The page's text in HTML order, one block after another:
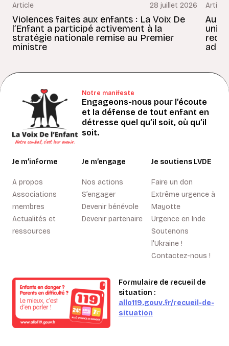
Article 28 juillet 2026
Violences faites aux enfants : La Voix De
l’Enfant a participé activement à la
stratégie nationale remise au Premier
ministre
Article
Au
Notre manifeste
Engageons-nous pour l’écoute
et la défense de tout enfant en
détresse quel qu’il soit, où qu’il
soit.
Je m’informe
A propos
Associations
membres
Actualités et
ressources
Je m’engage
Nos actions
S’engager
Devenir bénévole
Devenir partenaire
Je soutiens LVDE
Faire un don
Extrême urgence à
Mayotte
Urgence en Inde
Soutenons
l'Ukraine !
Contactez-nous !
Formulaire de recueil de
situation :
allo119.gouv.fr/recueil-de-
situation